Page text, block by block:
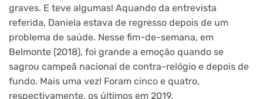
graves. E teve algumas! Aquando da entrevista
referida, Daniela estava de regresso depois de um
problema de saúde. Nesse fim-de-semana, em
Belmonte (2018), foi grande a emoção quando se
sagrou campeã nacional de contra-relógio e depois de
fundo. Mais uma vez! Foram cinco e quatro,
respectivamente, os últimos em 2019.